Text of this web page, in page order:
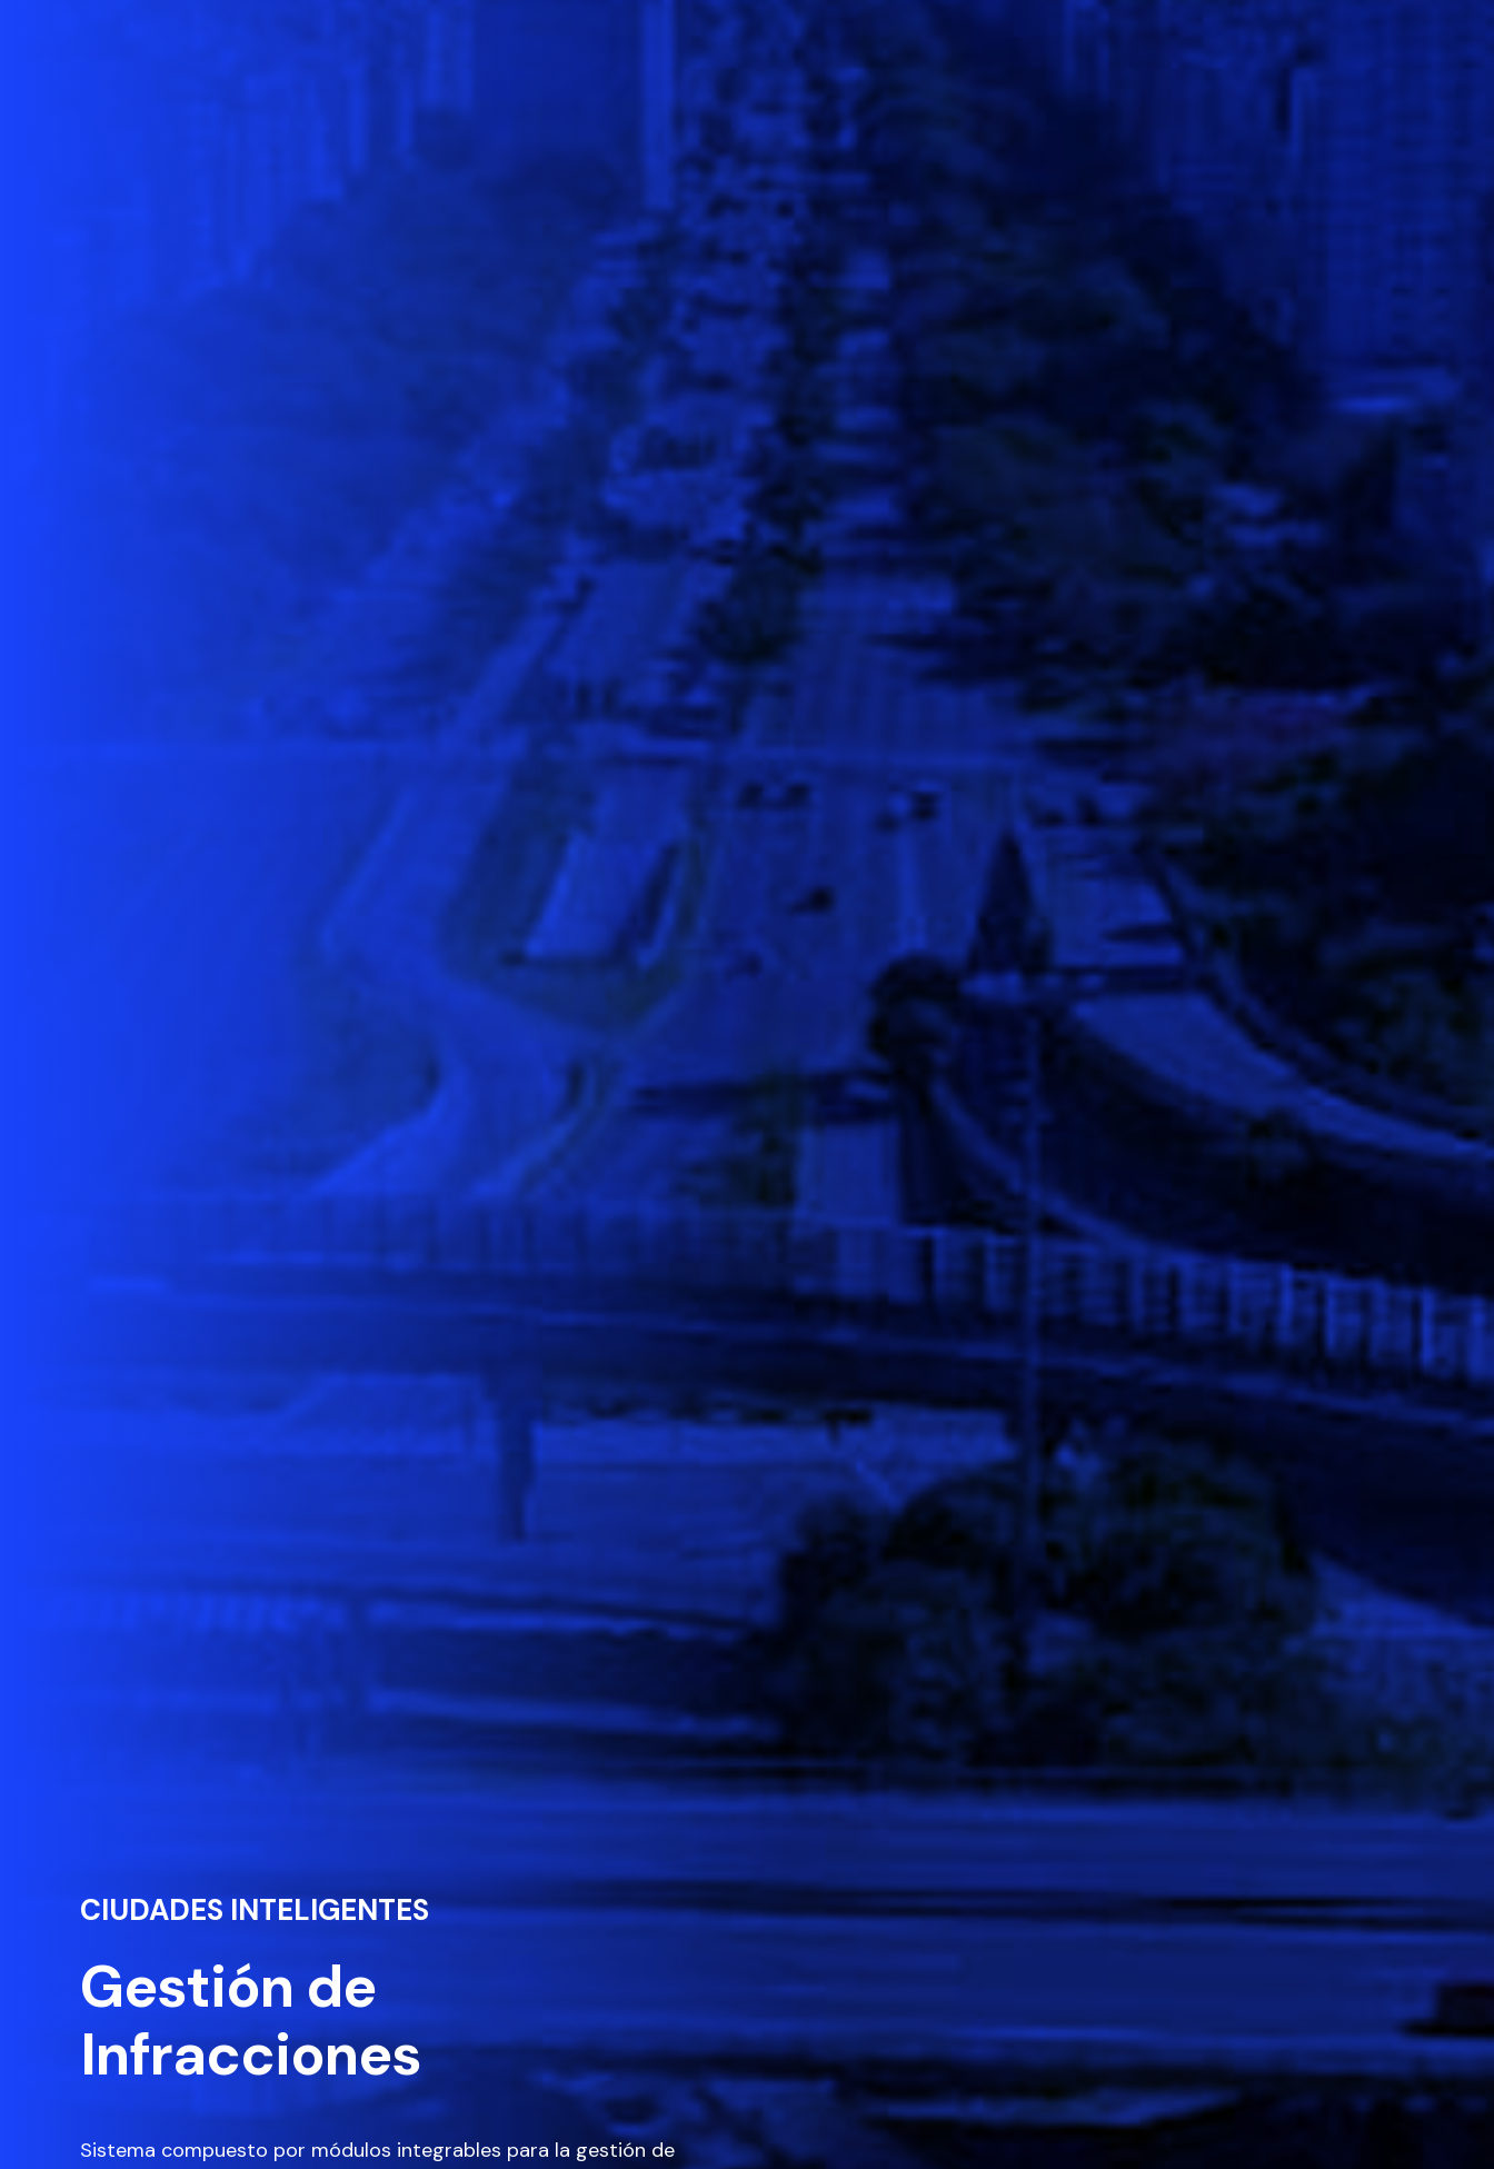
CIUDADES INTELIGENTES
Gestión de
Infracciones
Sistema compuesto por módulos integrables para la gestión de